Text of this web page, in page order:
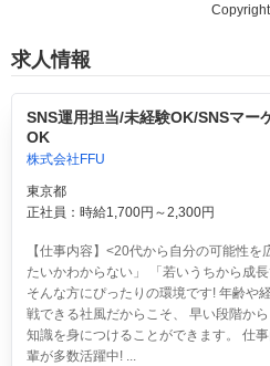
求人情報
SNS運用担当/未経験OK/SNSマー
OK
株式会社FFU
東京都
正社員：時給1,700円～2,300円
【仕事内容】<20代から自分の可能性
たいかわからない」 「若いうちから成
そんな方にぴったりの環境です! 年齢や
戦できる社風だからこそ、 早い段階か
知識を身につけることができます。 仕
輩が多数活躍中! ...